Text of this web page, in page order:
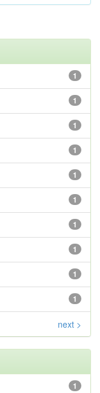
1
1
1
1
1
1
1
1
1
1
next >
1